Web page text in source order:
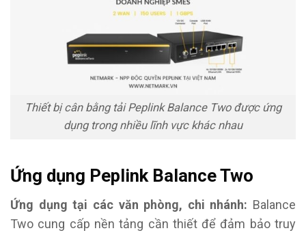
Thiết bị cân bằng tải Peplink Balance Two được ứng
dụng trong nhiều lĩnh vực khác nhau
Ứng dụng Peplink Balance Two
Ứng dụng tại các văn phòng, chi nhánh: Balance
Two cung cấp nền tảng cần thiết để đảm bảo truy